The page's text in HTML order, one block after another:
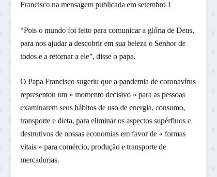
Francisco na mensagem publicada em setembro 1
“Pois o mundo foi feito para comunicar a glória de Deus,
para nos ajudar a descobrir em sua beleza o Senhor de
todos e a retornar a ele”, disse o papa.
O Papa Francisco sugeriu que a pandemia de coronavírus
representou um « momento decisivo » para as pessoas
examinarem seus hábitos de uso de energia, consumo,
transporte e dieta, para eliminar os aspectos supérfluos e
destrutivos de nossas economias em favor de « formas
vitais » para comércio, produção e transporte de
mercadorias.